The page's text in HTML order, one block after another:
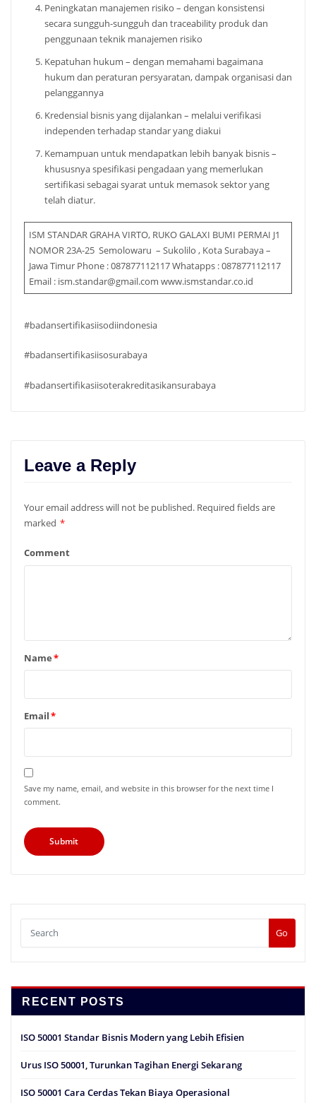
Peningkatan manajemen risiko – dengan konsistensi
secara sungguh-sungguh dan traceability produk dan
penggunaan teknik manajemen risiko
Kepatuhan hukum – dengan memahami bagaimana
hukum dan peraturan persyaratan, dampak organisasi dan
pelanggannya
Kredensial bisnis yang dijalankan – melalui verifikasi
independen terhadap standar yang diakui
Kemampuan untuk mendapatkan lebih banyak bisnis –
khususnya spesifikasi pengadaan yang memerlukan
sertifikasi sebagai syarat untuk memasok sektor yang
telah diatur.
ISM STANDAR GRAHA VIRTO, RUKO GALAXI BUMI PERMAI J1
NOMOR 23A-25 Semolowaru – Sukolilo , Kota Surabaya –
Jawa Timur Phone : 087877112117 Whatapps : 087877112117
Email : ism.standar@gmail.com www.ismstandar.co.id
#badansertifikasiisodiindonesia
#badansertifikasiisosurabaya
#badansertifikasiisoterakreditasikansurabaya
Leave a Reply
Your email address will not be published. Required fields are
marked *
Comment
Name*
Email*
Save my name, email, and website in this browser for the next time I
comment.
Go
RECENT POSTS
ISO 50001 Standar Bisnis Modern yang Lebih Efisien
Urus ISO 50001, Turunkan Tagihan Energi Sekarang
ISO 50001 Cara Cerdas Tekan Biaya Operasional